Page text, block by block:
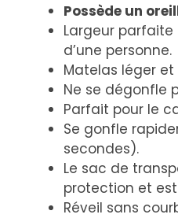
Possède un
Largeur
d’une personne.
Matelas léger
Ne se dégonfle
Parfait pour le
Se gonfle
secondes).
Le sac de
protection et
Réveil sans